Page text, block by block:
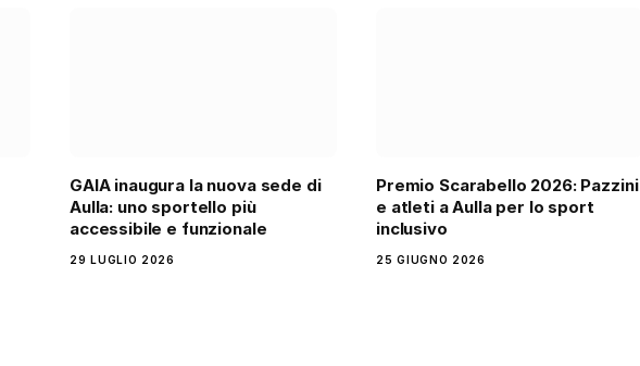
GAIA inaugura la nuova sede di
Aulla: uno sportello più
accessibile e funzionale
29 LUGLIO 2026
Premio Scarabello 2026: Pazzini
e atleti a Aulla per lo sport
inclusivo
25 GIUGNO 2026